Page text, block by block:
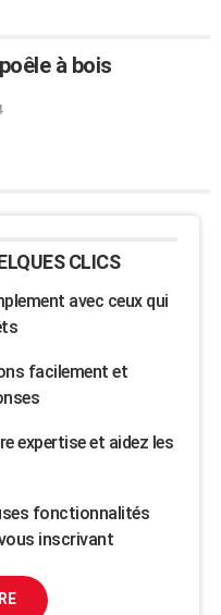
à bois
CLICS
avec ceux qui
facilement et
expertise et aidez les
fonctionnalités
inscrivant